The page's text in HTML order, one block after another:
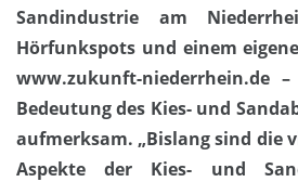
Sandindustrie am
Hörfunkspots und einem
www.zukunft-niederrhein.de
Bedeutung des Kies- und
aufmerksam. „Bislang sind die
Aspekte der Kies- und